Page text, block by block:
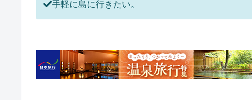
手軽に島に行きたい。